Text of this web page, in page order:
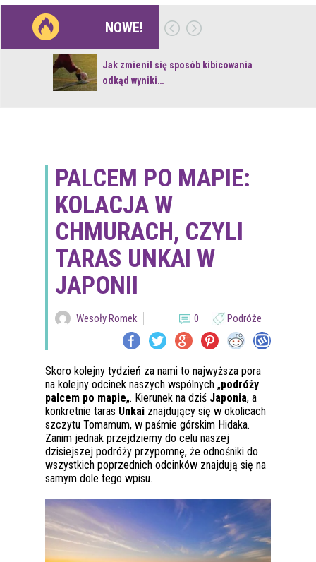
NOWE!
Jak zmienił się sposób kibicowania
odkąd wyniki…
PALCEM PO MAPIE:
KOLACJA W
CHMURACH, CZYLI
TARAS UNKAI W
JAPONII
Wesoły Romek 0 Podróże
Skoro kolejny tydzień za nami to najwyższa pora
na kolejny odcinek naszych wspólnych „podróży
palcem po mapie„. Kierunek na dziś Japonia, a
konkretnie taras Unkai znajdujący się w okolicach
szczytu Tomamum, w paśmie górskim Hidaka.
Zanim jednak przejdziemy do celu naszej
dzisiejszej podróży przypomnę, że odnośniki do
wszystkich poprzednich odcinków znajdują się na
samym dole tego wpisu.